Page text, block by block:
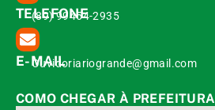
TELEFONE
(89) 99454-2935
E-MAIL
Ouvidoriariogrande@gmail.com
COMO CHEGAR À PREFEITURA